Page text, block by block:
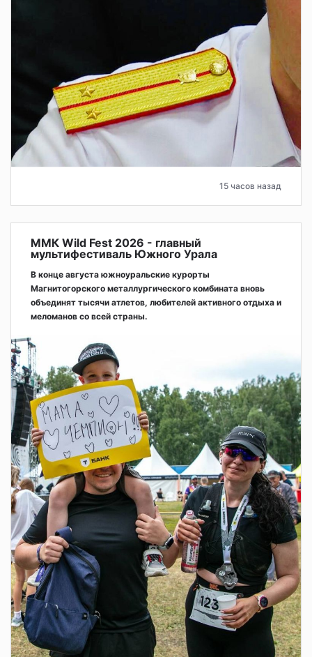
15 часов назад
ММК Wild Fest 2026 - главный
мультифестиваль Южного Урала
В конце августа южноуральские курорты
Магнитогорского металлургического комбината вновь
объединят тысячи атлетов, любителей активного отдыха и
меломанов со всей страны.